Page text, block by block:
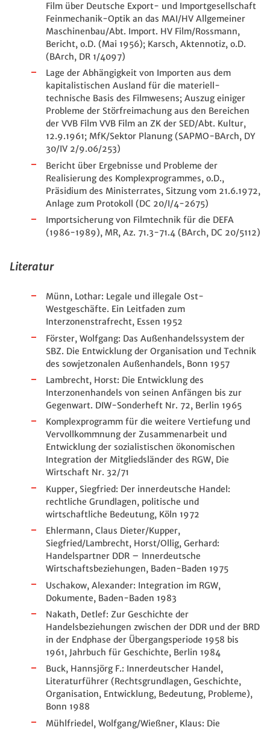
Film über Deutsche Export- und Importgesellschaft
Feinmechanik-Optik an das MAI/HV Allgemeiner
Maschinenbau/Abt. Import. HV Film/Rossmann,
Bericht, o.D. (Mai 1956); Karsch, Aktennotiz, o.D.
(BArch, DR 1/4097)
Lage der Abhängigkeit von Importen aus dem
kapitalistischen Ausland für die materiell-
technische Basis des Filmwesens; Auszug einiger
Probleme der Störfreimachung aus den Bereichen
der VVB Film VVB Film an ZK der SED/Abt. Kultur,
12.9.1961; MfK/Sektor Planung (SAPMO-BArch, DY
30/IV 2/9.06/253)
Bericht über Ergebnisse und Probleme der
Realisierung des Komplexprogrammes, o.D.,
Präsidium des Ministerrates, Sitzung vom 21.6.1972,
Anlage zum Protokoll (DC 20/I/4-2675)
Importsicherung von Filmtechnik für die DEFA
(1986-1989), MR, Az. 71.3-71.4 (BArch, DC 20/5112)
Literatur
Münn, Lothar: Legale und illegale Ost-
Westgeschäfte. Ein Leitfaden zum
Interzonenstrafrecht, Essen 1952
Förster, Wolfgang: Das Außenhandelssystem der
SBZ. Die Entwicklung der Organisation und Technik
des sowjetzonalen Außenhandels, Bonn 1957
Lambrecht, Horst: Die Entwicklung des
Interzonenhandels von seinen Anfängen bis zur
Gegenwart. DIW-Sonderheft Nr. 72, Berlin 1965
Komplexprogramm für die weitere Vertiefung und
Vervollkommnung der Zusammenarbeit und
Entwicklung der sozialistischen ökonomischen
Integration der Mitgliedsländer des RGW, Die
Wirtschaft Nr. 32/71
Kupper, Siegfried: Der innerdeutsche Handel:
rechtliche Grundlagen, politische und
wirtschaftliche Bedeutung, Köln 1972
Ehlermann, Claus Dieter/Kupper,
Siegfried/Lambrecht, Horst/Ollig, Gerhard:
Handelspartner DDR – Innerdeutsche
Wirtschaftsbeziehungen, Baden-Baden 1975
Uschakow, Alexander: Integration im RGW,
Dokumente, Baden-Baden 1983
Nakath, Detlef: Zur Geschichte der
Handelsbeziehungen zwischen der DDR und der BRD
in der Endphase der Übergangsperiode 1958 bis
1961, Jahrbuch für Geschichte, Berlin 1984
Buck, Hannsjörg F.: Innerdeutscher Handel,
Literaturführer (Rechtsgrundlagen, Geschichte,
Organisation, Entwicklung, Bedeutung, Probleme),
Bonn 1988
Mühlfriedel, Wolfgang/Wießner, Klaus: Die